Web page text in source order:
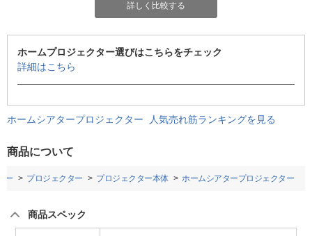
詳しく比較する
ホームプロジェクター選びはこちらをチェック
詳細はこちら
ホームシアタープロジェクター 人気売れ筋ランキングを見る
商品について
ー プロジェクター プロジェクター本体 ホームシアタープロジェクター
商品スペック